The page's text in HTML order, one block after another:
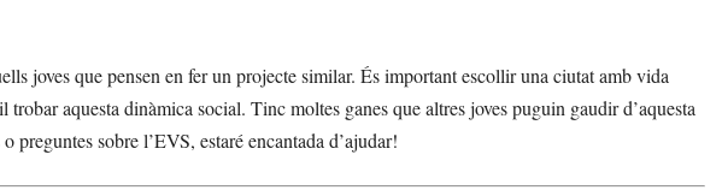
joves que pensen en fer un projecte similar. És important escollir una ciutat amb vida
aquesta dinàmica social. Tinc moltes ganes que altres joves puguin gaudir d’aquesta
sobre l’EVS, estaré encantada d’ajudar!